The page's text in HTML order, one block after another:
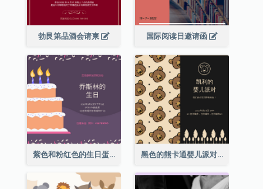
勃艮第品酒会请柬 国际阅读日邀请函
紫色和粉红色的生日蛋糕插图聚会请柬 黑色的熊卡通婴儿派对请柬